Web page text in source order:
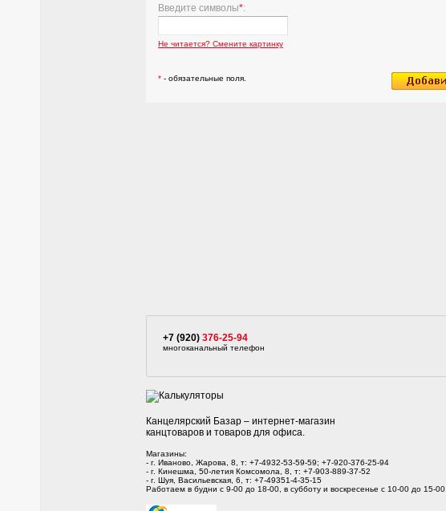
Введите символы*:
Не читается? Смените картинку
* - обязательные поля.
+7 (920) 376-25-94
многоканальный телефон
Канцелярский Базар – интернет-магазин
канцтоваров и товаров для офиса.
Магазины:
- г. Иваново, Жарова, 8, т: +7-4932-53-59-59; +7-920-376-25-94
- г. Кинешма, 50-летия Комсомола, 8, т: +7-903-889-37-52
- г. Шуя, Васильевская, 6, т: +7-49351-4-35-15
Работаем в будни с 9-00 до 18-00, в субботу и воскресенье с 10-00 до 15-00.